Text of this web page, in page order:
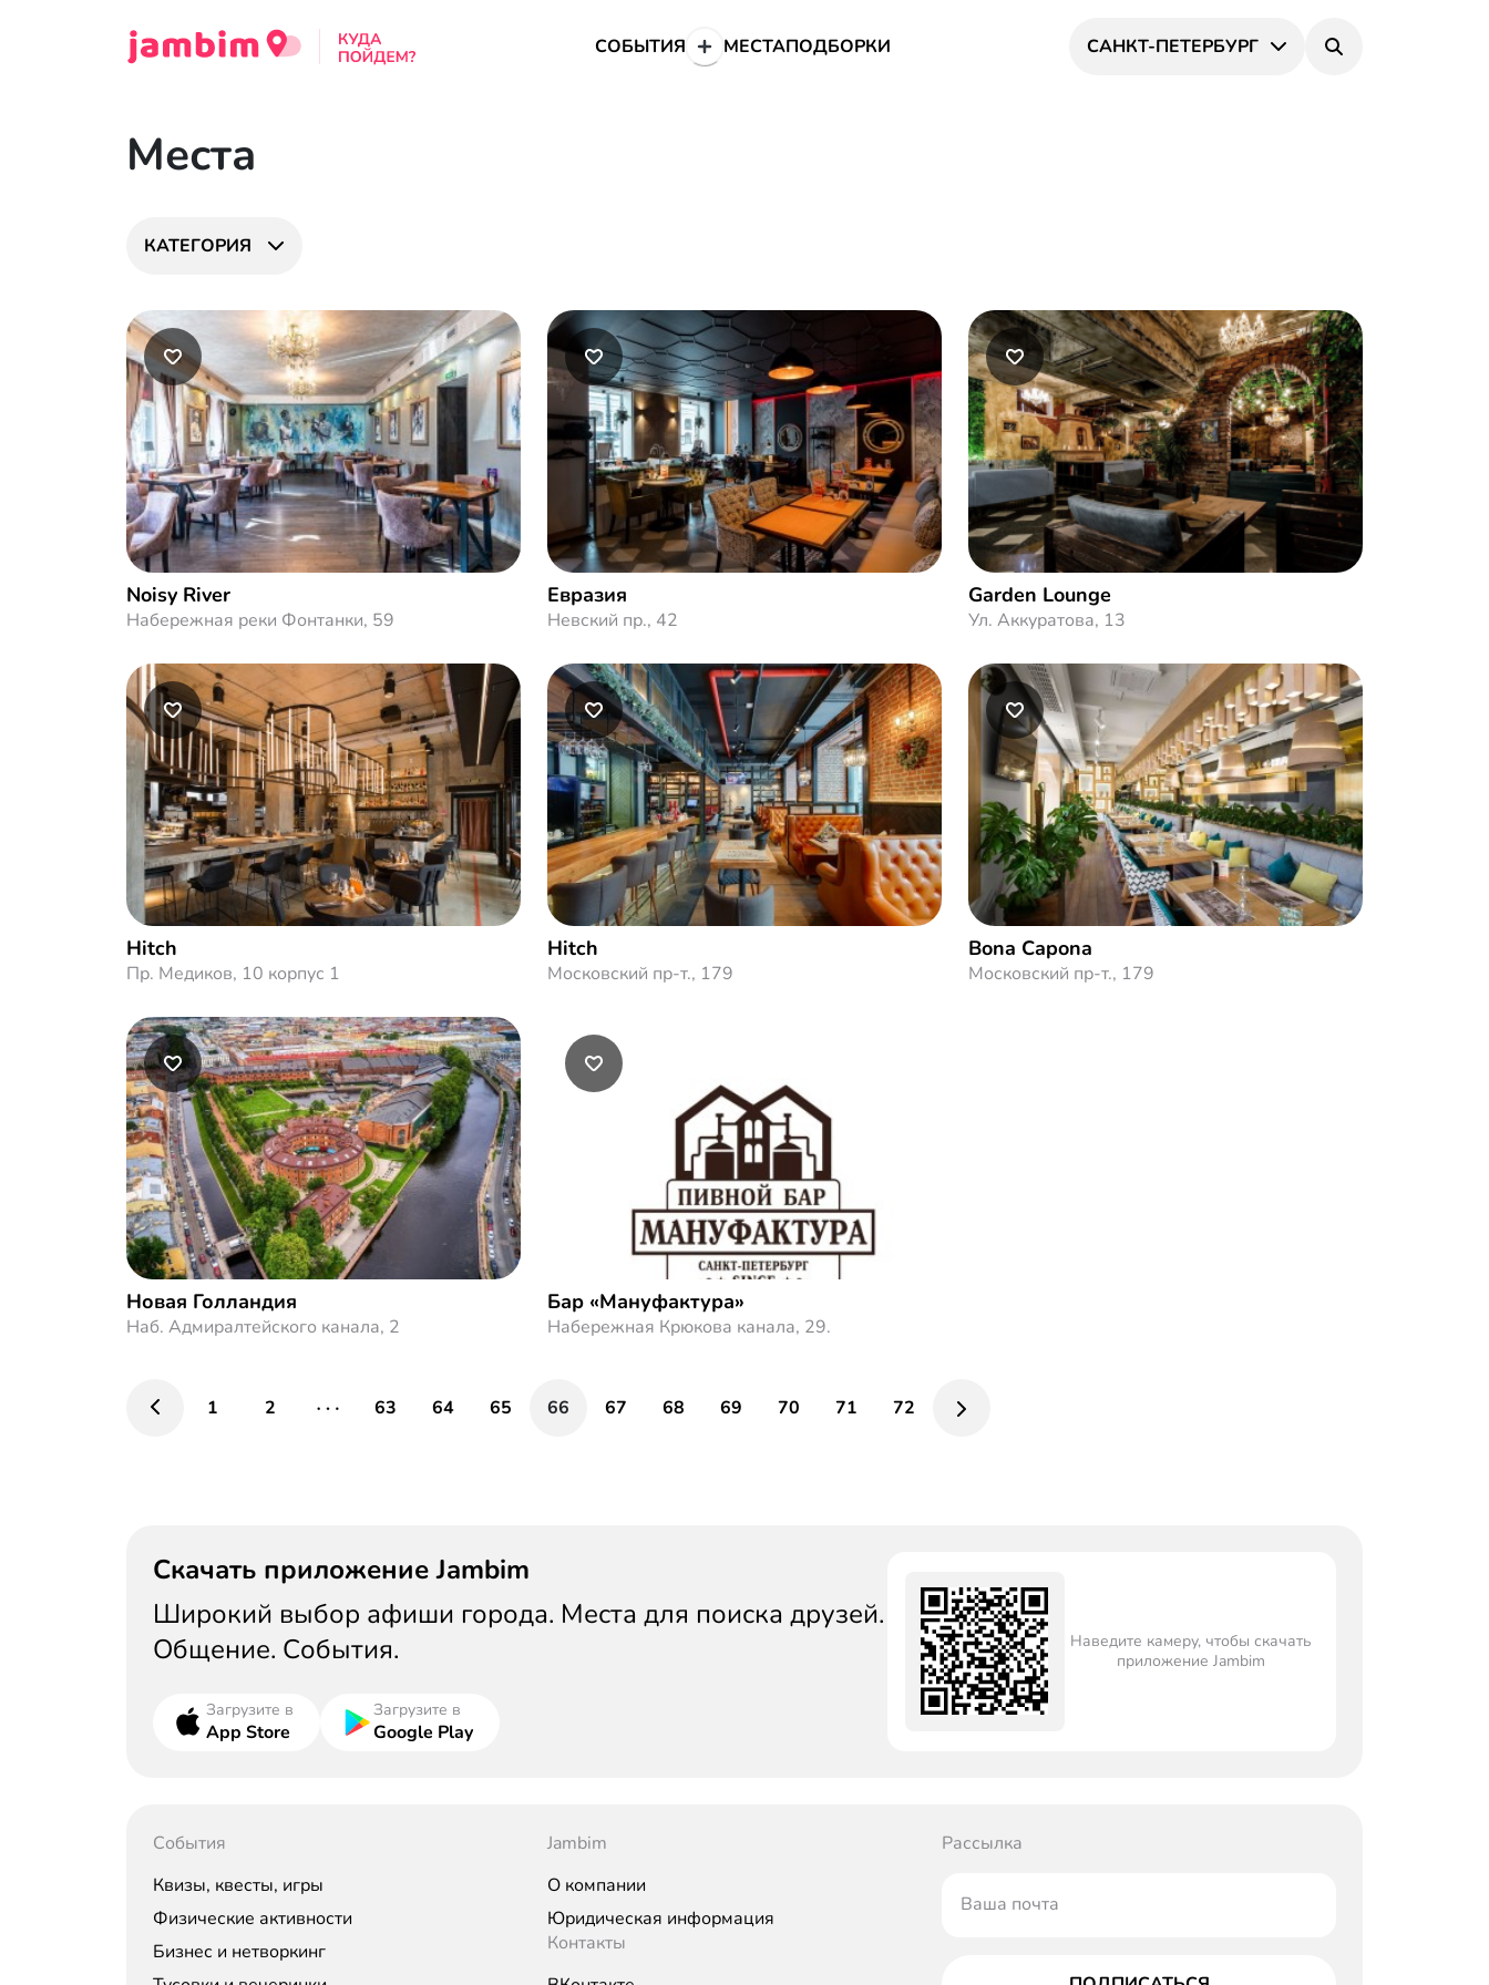
СОБЫТИЯ МЕСТАПОДБОРКИ САНКТ-ПЕТЕРБУРГ
Места
КАТЕГОРИЯ
Noisy River
Набережная реки Фонтанки, 59
Евразия
Невский пр., 42
Garden Lounge
Ул. Аккуратова, 13
Hitch
Пр. Медиков, 10 корпус 1
Hitch
Московский пр-т., 179
Bona Capona
Московский пр-т., 179
Новая Голландия
Наб. Адмиралтейского канала, 2
Бар «Мануфактура»
Набережная Крюкова канала, 29.
1 2 63 64 65 66 67 68 69 70 71 72
Скачать приложение Jambim
Широкий выбор афиши города. Места для поиска друзей.
Общение. События.
Загрузите в
App Store
Загрузите в
Google Play
Наведите камеру, чтобы скачать
приложение Jambim
События
Квизы, квесты, игры
Физические активности
Бизнес и нетворкинг
Jambim
О компании
Юридическая информация
Контакты
Рассылка
Ваша почта